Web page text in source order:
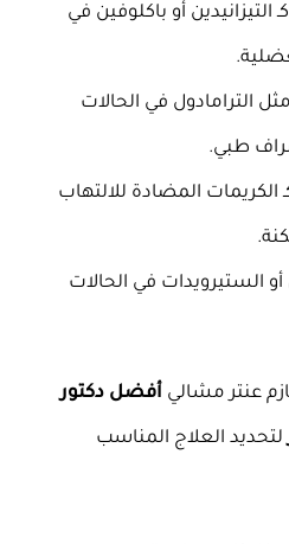
أو باكلوفين في
الترامادول في الحالات
طبي.
الكريمات المضادة للالتهاب
أو الستيرويدات في الحالات
عنتر مشالي أفضل دكتور
لتحديد العلاج المناسب